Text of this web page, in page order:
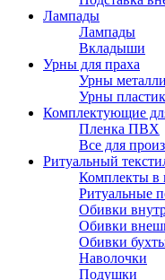
Лампады
Лампады
Вкладыши
Урны для праха
Урны
Урны
Комплектующие
Пленка ПВХ
Все для
Ритуальный
Комплекты в
Ритуальные
Обивки
Обивки
Обивки
Наволочки
Подушки